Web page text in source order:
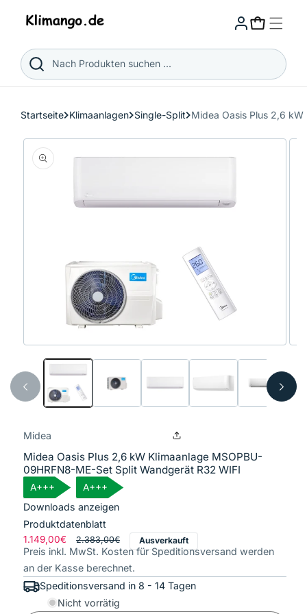
zum
Inhalt
Nach Produkten suchen ...
Warenkorb
Startseite Klimaanlagen Single-Split Midea Oasis Plus 2,6
Medien
in
Modal
öffnen
Midea
Midea Oasis Plus 2,6 kW Klimaanlage MSOPBU-
09HRFN8-ME-Set Split Wandgerät R32 WIFI
A+++ A+++
Downloads anzeigen
Produktdatenblatt
Normaler
Preis
1.149,00€ Verkaufspreis
2.383,00€ Ausverkauft
Preis inkl. MwSt. Kosten für Speditionsversand werden
an der Kasse berechnet.
Speditionsversand in 8 - 14 Tagen
Nicht vorrätig